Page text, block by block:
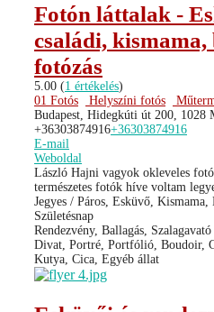
Fotón láttalak -
családi,
fotózás
5.00 (1 értékelés)
01 Fotós
Helyszíni fotós
Budapest, Hidegkúti út 200, 1028
+36303874916+36303874916
E-mail
Weboldal
László Hajni vagyok okleveles
természetes fotók híve voltam
Jegyes / Páros, Esküvő, Kismama,
Születésnap
Rendezvény, Ballagás, Szalagavató
Divat, Portré, Portfólió, Boudoir,
Kutya, Cica, Egyéb állat